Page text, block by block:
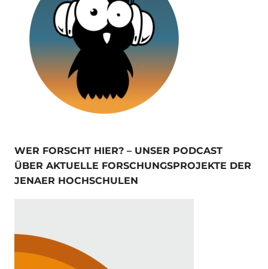
WER FORSCHT HIER? – UNSER PODCAST
ÜBER AKTUELLE FORSCHUNGSPROJEKTE DER
JENAER HOCHSCHULEN